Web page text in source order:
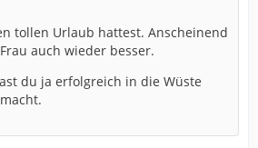
tollen Urlaub hattest. Anscheinend
auch wieder besser.
du ja erfolgreich in die Wüste